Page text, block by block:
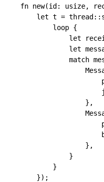
fn new(id: usize,
let t =
            loop {
let
let
match
                    },
                    },
                }
            }
        });